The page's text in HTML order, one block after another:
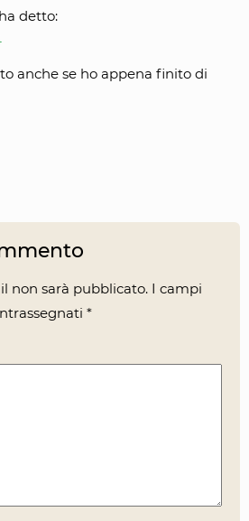
ha detto:
anche se ho appena finito di
non sarà pubblicato. I campi
*